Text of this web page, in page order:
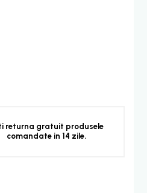
returna gratuit produsele
comandate in 14 zile.